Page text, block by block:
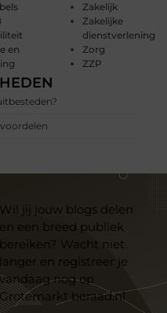
en
Zakelijk
Zakelijke
dienstverlening
Zorg
ZZP
Wil jij jouw blogs delen
en een breed publiek
bereiken? Wacht niet
langer en registreer je
vandaag nog op
Grotemarkt beraad.nl